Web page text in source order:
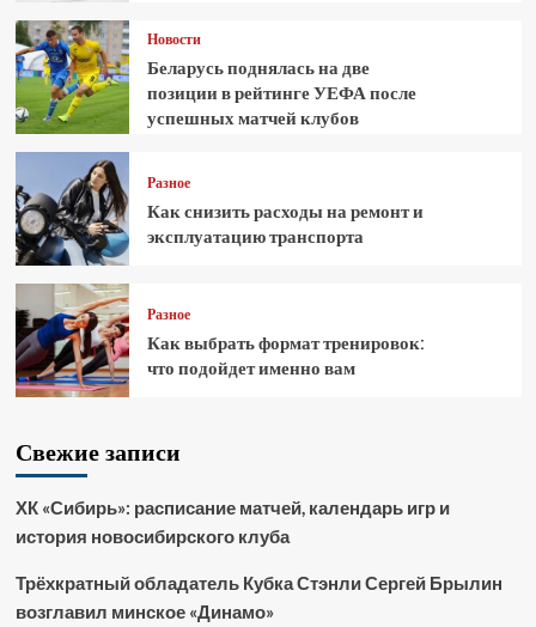
Новости
Беларусь поднялась на две
позиции в рейтинге УЕФА после
успешных матчей клубов
Разное
Как снизить расходы на ремонт и
эксплуатацию транспорта
Разное
Как выбрать формат тренировок:
что подойдет именно вам
Свежие записи
ХК «Сибирь»: расписание матчей, календарь игр и
история новосибирского клуба
Трёхкратный обладатель Кубка Стэнли Сергей Брылин
возглавил минское «Динамо»